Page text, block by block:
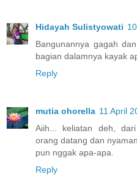
Hidayah Sulistyowati
Bangunannya gagah
bagian dalamnya kayak
Reply
mutia ohorella 11 April
Aiih... keliatan deh,
orang datang dan
pun nggak apa-apa.
Reply